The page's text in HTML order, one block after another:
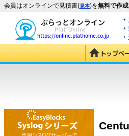
会員はオンラインで見積書(見本)を無料で作成